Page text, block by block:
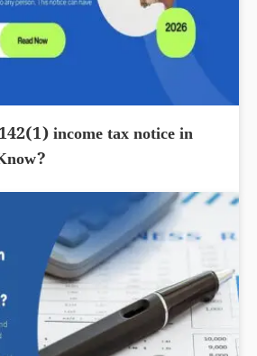
income tax notice in